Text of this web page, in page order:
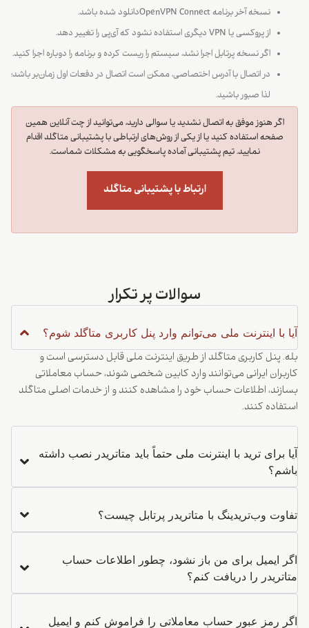
نسخه آخر برنامه OpenVPN Connectدانلود شده باشد.
از پروکسی یا VPN دیگری استفاده نشود که آی‌پی را تغییر دهد.
اگر نسخه پرتابل اجرا نشد، سیستم را ریست کرده و برنامه را دوباره اجرا کنید.
در اتصال با آدرس اختصاصی، ممکن است اتصال در دفعات اول زمان‌بر باشد؛
لذا صبور باشید.
اگر هنوز موفق به اتصال نشدید یا سوالی دارید، می‌توانید از چت آنلاین همین
صفحه استفاده کنید یا از یکی از روش‌های ارتباطی با پشتیبانی متاگلد اقدام
نمایید. تیم پشتیبانی آماده پاسخگویی به مشکلات شماست.
ارتباط با پشتیبانی متاگلد
سوالات پر تکرار
آیا با اینترنت ملی می‌توانم وارد پنل کاربری متاگلد شوم؟
بله. پنل کاربری متاگلد از طریق اینترنت ملی قابل دسترسی است و
کاربران ایرانی می‌توانند وارد کابین شخصی شوند، حساب معاملاتی
بسازند، اطلاعات حساب خود را مشاهده کنند و از خدمات اصلی متاگلد
استفاده کنند.
آیا برای ترید با اینترنت ملی حتماً باید متاتریدر نصب داشته
باشم؟
تفاوت وب‌تریدینگ با متاتریدر پرتابل چیست؟
اگر ایمیل برای من باز نشود، چطور اطلاعات حساب
متاتریدر را دریافت کنم؟
اگر رمز عبور حساب معاملاتی را فراموش کنم و ایمیل